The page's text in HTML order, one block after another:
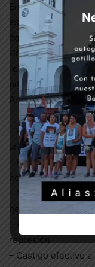
En ese camino de
este sábado 26 de
Itatí (Patricias
Gran Bourg),
recordar a Cristian
pibes y la toma de
Antirrepresiva.
– Prohibición de las
arbitrariamente
– Prohibición del
horario de servicio
– No a la defensa
hechos de represión
– Acceso gratuito a
represión
– Castigo efectivo